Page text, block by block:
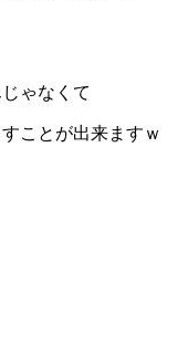
ゃなくて
ことが出来ますｗ